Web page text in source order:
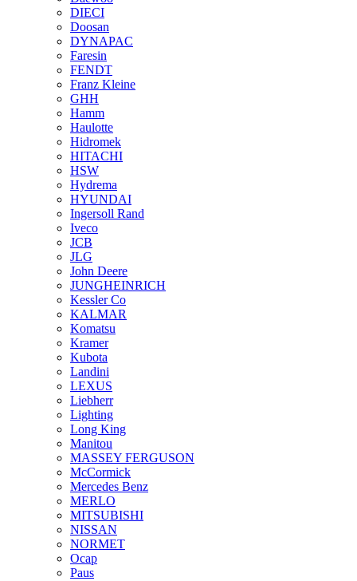
DIECI
Doosan
DYNAPAC
Faresin
FENDT
Franz Kleine
GHH
Hamm
Haulotte
Hidromek
HITACHI
HSW
Hydrema
HYUNDAI
Ingersoll Rand
Iveco
JCB
JLG
John Deere
JUNGHEINRICH
Kessler Co
KALMAR
Komatsu
Kramer
Kubota
Landini
LEXUS
Liebherr
Lighting
Long King
Manitou
MASSEY FERGUSON
McCormick
Mercedes Benz
MERLO
MITSUBISHI
NISSAN
NORMET
Ocap
Paus